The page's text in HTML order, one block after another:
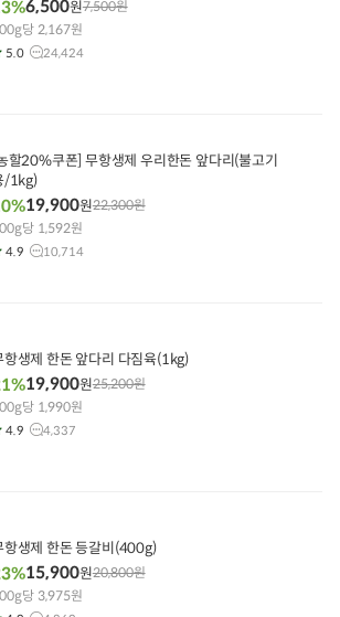
6,500원7,500원
당 2,167원
5.0 24,424
할20%쿠폰] 무항생제 우리한돈 앞다리(불고기
/1kg)
19,900원22,300원
당 1,592원
4.9 10,714
항생제 한돈 앞다리 다짐육(1kg)
19,900원25,200원
당 1,990원
4.9 4,337
항생제 한돈 등갈비(400g)
15,900원20,800원
당 3,975원